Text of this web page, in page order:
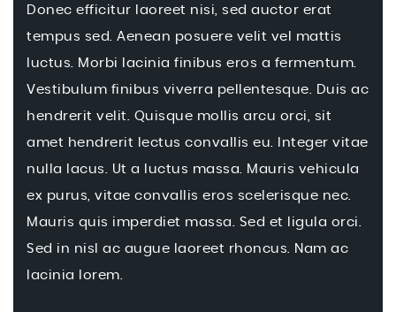
Donec efficitur laoreet nisi, sed auctor erat
tempus sed. Aenean posuere velit vel mattis
luctus. Morbi lacinia finibus eros a fermentum.
Vestibulum finibus viverra pellentesque. Duis ac
hendrerit velit. Quisque mollis arcu orci, sit
amet hendrerit lectus convallis eu. Integer vitae
nulla lacus. Ut a luctus massa. Mauris vehicula
ex purus, vitae convallis eros scelerisque nec.
Mauris quis imperdiet massa. Sed et ligula orci.
Sed in nisl ac augue laoreet rhoncus. Nam ac
lacinia lorem.